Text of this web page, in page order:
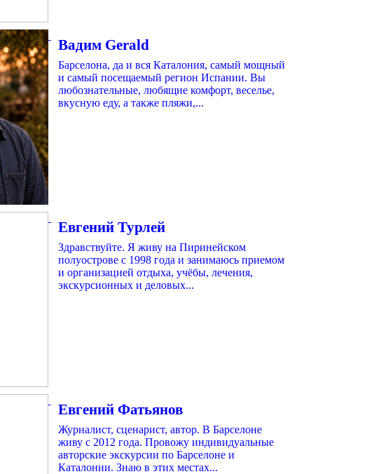
Вадим Gerald
Барселона, да и вся Каталония, самый мощный
и самый посещаемый регион Испании. Вы
любознательные, любящие комфорт, веселье,
вкусную еду, а также пляжи,...
Евгений Турлей
Здравствуйте. Я живу на Пиринейском
полуострове с 1998 года и занимаюсь приемом
и организацией отдыха, учёбы, лечения,
экскурсионных и деловых...
Евгений Фатьянов
Журналист, сценарист, автор. В Барселоне
живу с 2012 года. Провожу индивидуальные
авторские экскурсии по Барселоне и
Каталонии. Знаю в этих местах...